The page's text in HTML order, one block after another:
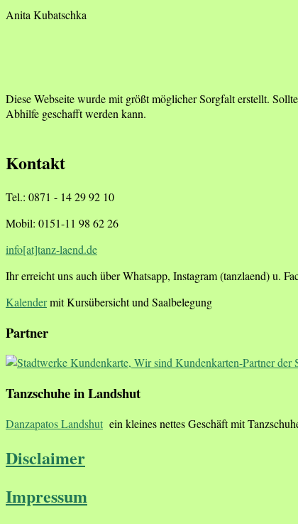
Anita Kubatschka
Diese Webseite wurde mit größt möglicher Sorgfalt erstellt.
Abhilfe geschafft werden kann.
Kontakt
Tel.: 0871 - 14 29 92 10
Mobil: 0151-11 98 62 26
info[at]tanz-laend.de
Ihr erreicht uns auch über Whatsapp, Instagram (tanzlaend) u.
Kalendermit Kursübersicht und Saalbelegung
Partner
Tanzschuhe in Landshut
Danzapatos Landshut ein kleines nettes Geschäft mit
Disclaimer
Impressum